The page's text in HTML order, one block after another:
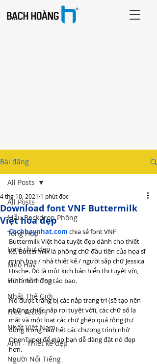
Bài đăng
All Posts
Mẫu Backdrop Phông
Tổng Hợp
Font chữ đẹp
Mẹo Hay
Hình nền đẹp
Nhất Thế Giới
Free Vectors
Nhất Việt Nam
Ảnh - Thiết kế đẹp
Người Nổi Tiếng
All Posts
Download font VNF Buttermilk
Việt hóa đẹp
4 thg 10, 2021 1 phút đọc
Cachhaynhat.com chia sẻ font VNF
Buttermilk Việt hóa tuyệt đẹp dành cho thiết
kế. Buttermilk là phông chữ đầu tiên của họa sĩ
minh họa / nhà thiết kế / người sắp chữ Jessica
Hische. Đó là một kịch bản hiển thị tuyệt vời,
nữ tính nhưng táo bạo.
Nó được trang bị các nắp trang trí (sẽ tạo nên
những chiếc nắp rơi tuyệt vời), các chữ số lạ
mắt và một loạt các chữ ghép quá rộng (tự
động trong hầu hết các chương trình nhờ
OpenType) để giúp bạn dễ dàng đặt nó đẹp
hơn.